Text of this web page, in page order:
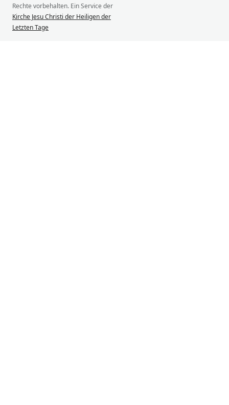
Rechte vorbehalten. Ein Service der
Kirche Jesu Christi der Heiligen der
Letzten Tage